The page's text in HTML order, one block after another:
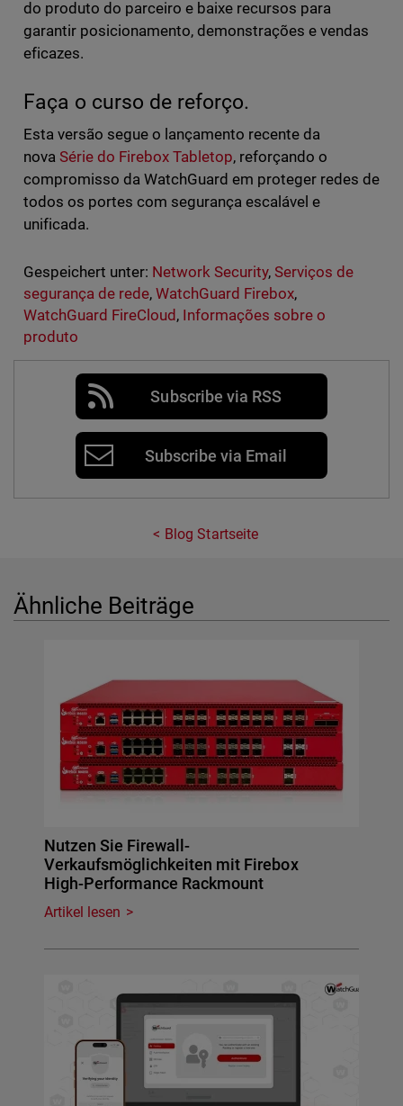
do produto do parceiro e baixe recursos para
garantir posicionamento, demonstrações e vendas
eficazes.
Faça o curso de reforço.
Esta versão segue o lançamento recente da
nova Série do Firebox Tabletop, reforçando o
compromisso da WatchGuard em proteger redes de
todos os portes com segurança escalável e
unificada.
Gespeichert unter: Network Security,Serviços de
segurança de rede, WatchGuard Firebox,
WatchGuard FireCloud, Informações sobre o
produto
Subscribe via RSS
Subscribe via Email
Blog Startseite
Ähnliche Beiträge
Nutzen Sie Firewall-
Verkaufsmöglichkeiten mit Firebox
High-Performance Rackmount
Artikel lesen